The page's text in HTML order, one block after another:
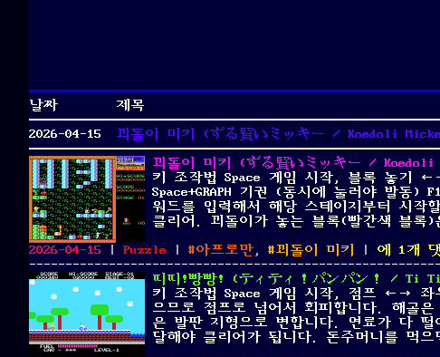
날짜 제목
2026-04-15
꾀돌이 미키 (ずる賢いミッキー / Koedoli
꾀돌이 미키 (ずる賢いミッキー / Koedoli
키 조작법 Space 게임 시작, 블록 놓기
Space+GRAPH 기권 (동시에 눌러야 발동)
워드를 입력해서 해당 스테이지부터 시작
클리어. 꾀돌이가 놓는 블록(빨간색 블
Posted
on
2026-04-15 Categories
Puzzle Tags
아프로만, 꾀돌이 미키
꾀
돌
이
미
키
(ず
る
에 1개
띠띠!빵빵! (ティティ！パンパン！ / Ti
키 조작법 Space 게임 시작, 점프 ←→ 좌
으므로 점프로 넘어서 회피합니다. 해골
은 발판 지형으로 변합니다. 연료가 다
달해야 클리어가 됩니다. 돈주머니를 먹으